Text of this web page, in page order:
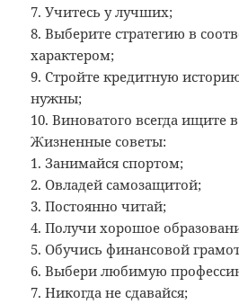
7. Учитесь у лучших;
8. Выберите стратегию в
характером;
9. Стройте кредитную
нужны;
10. Виноватого всегда ищите
Жизненные советы:
1. Занимайся спортом;
2. Овладей самозащитой;
3. Постоянно читай;
4. Получи хорошое
5. Обучись финансовой
6. Выбери любимую
7. Никогда не сдавайся;